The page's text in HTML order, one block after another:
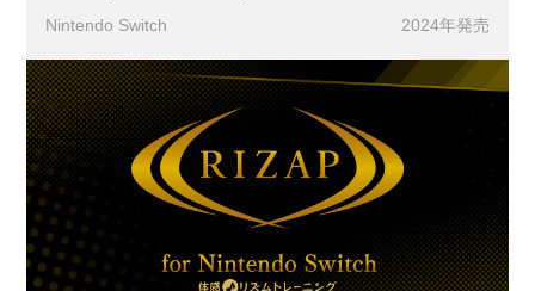
Nintendo Switch 2024年発売